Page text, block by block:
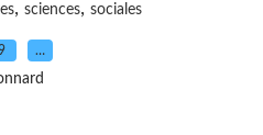
, sciences, sociales
…